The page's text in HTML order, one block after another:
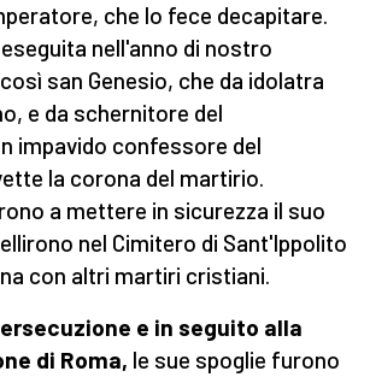
che lo fece decapitare.
nell'anno di nostro
san Genesio, che da idolatra
e da schernitore del
impavido confessore del
la corona del martirio.
a mettere in sicurezza il suo
nel Cimitero di Sant'Ippolito
con altri martiri cristiani.
e in seguito alla
di Roma, le sue spoglie furono